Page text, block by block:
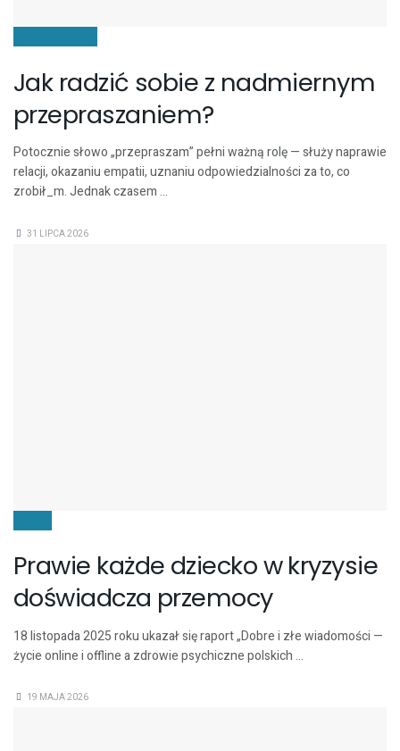
Jak radzić sobie z nadmiernym
przepraszaniem?
Potocznie słowo „przepraszam” pełni ważną rolę — służy naprawie
relacji, okazaniu empatii, uznaniu odpowiedzialności za to, co
zrobił_m. Jednak czasem ...
31 LIPCA 2026
Prawie każde dziecko w kryzysie
doświadcza przemocy
18 listopada 2025 roku ukazał się raport „Dobre i złe wiadomości —
życie online i offline a zdrowie psychiczne polskich ...
19 MAJA 2026